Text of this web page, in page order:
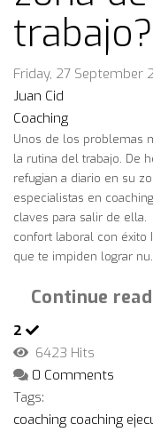
trabajo?
Friday, 27 September
Juan Cid
Coaching
Unos de los problemas
la rutina del trabajo. De
refugian a diario en su
especialistas en
claves para salir de
confort laboral con
que te impiden lograr
Continue
2
6423 Hits
0 Comments
Tags:
coaching coaching